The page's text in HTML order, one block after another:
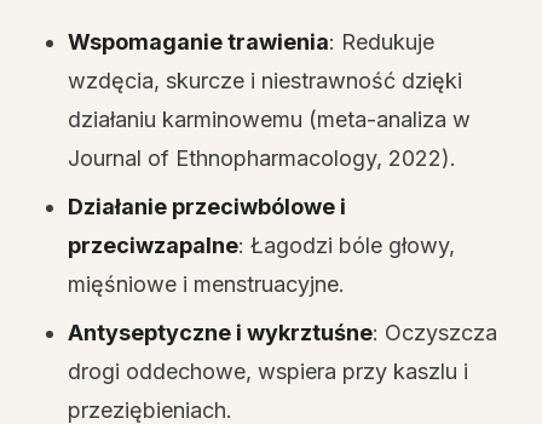
Wspomaganie trawienia: Redukuje
wzdęcia, skurcze i niestrawność dzięki
działaniu karminowemu (meta-analiza w
Journal of Ethnopharmacology, 2022).
Działanie przeciwbólowe i
przeciwzapalne: Łagodzi bóle głowy,
mięśniowe i menstruacyjne.
Antyseptyczne i wykrztuśne: Oczyszcza
drogi oddechowe, wspiera przy kaszlu i
przeziębieniach.